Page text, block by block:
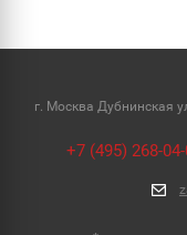
г. Москва Дубнинская
+7 (495) 268-